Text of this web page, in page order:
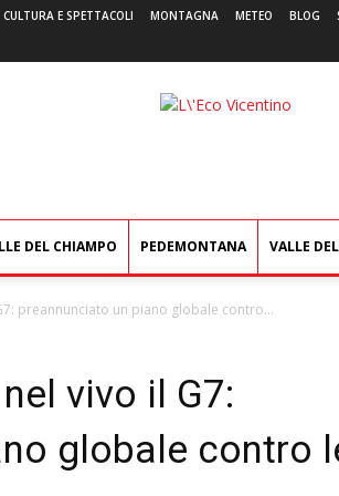
CULTURA E SPETTACOLI MONTAGNA METEO BLOG
L'Eco
DEL CHIAMPO PEDEMONTANA VALLE
preannunciato un piano globale contro...
vivo il G7:
globale contro